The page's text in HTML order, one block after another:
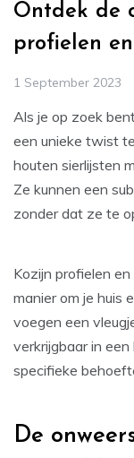
Ontdek de
profielen
1 September 2023
Als je op zoek
een unieke twist
houten sierlijsten
Ze kunnen een
zonder dat ze te
Kozijn profielen
manier om je huis
voegen een
verkrijgbaar in
specifieke
De